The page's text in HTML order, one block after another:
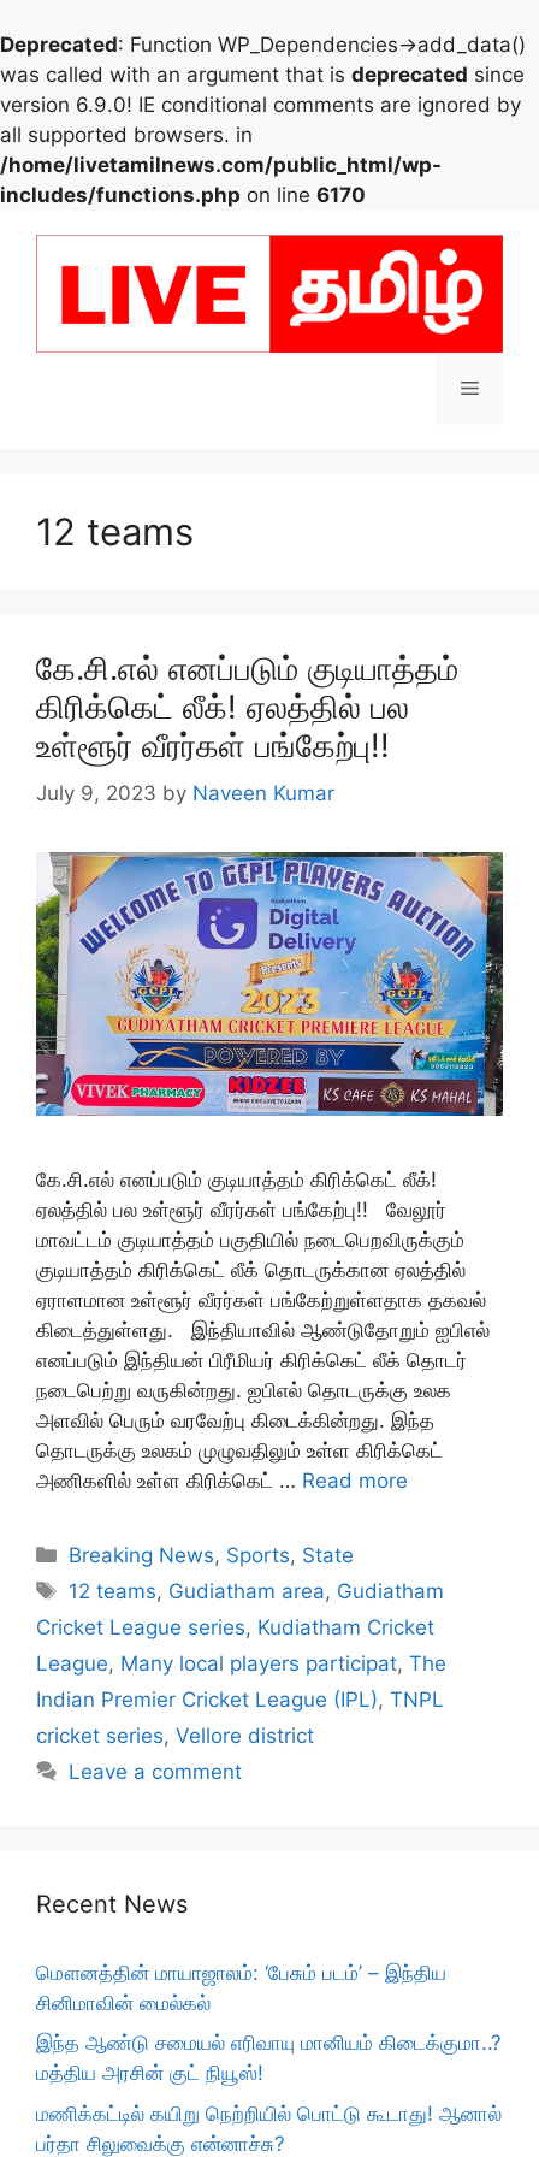
Deprecated: Function WP_Dependencies->add_data()
was called with an argument that is deprecated since
version 6.9.0! IE conditional comments are ignored by
all supported browsers. in
/home/livetamilnews.com/public_html/wp-
includes/functions.php on line 6170
Menu
12 teams
கே.சி.எல் எனப்படும் குடியாத்தம்
கிரிக்கெட் லீக்! ஏலத்தில் பல
உள்ளூர் வீரர்கள் பங்கேற்பு!!
July 9, 2023 by Naveen Kumar
கே.சி.எல் எனப்படும் குடியாத்தம் கிரிக்கெட் லீக்!
ஏலத்தில் பல உள்ளூர் வீரர்கள் பங்கேற்பு!! வேலூர்
மாவட்டம் குடியாத்தம் பகுதியில் நடைபெறவிருக்கும்
குடியாத்தம் கிரிக்கெட் லீக் தொடருக்கான ஏலத்தில்
ஏராளமான உள்ளூர் வீரர்கள் பங்கேற்றுள்ளதாக தகவல்
கிடைத்துள்ளது. இந்தியாவில் ஆண்டுதோறும் ஐபிஎல்
எனப்படும் இந்தியன் பிரீமியர் கிரிக்கெட் லீக் தொடர்
நடைபெற்று வருகின்றது. ஐபிஎல் தொடருக்கு உலக
அளவில் பெரும் வரவேற்பு கிடைக்கின்றது. இந்த
தொடருக்கு உலகம் முழுவதிலும் உள்ள கிரிக்கெட்
அணிகளில் உள்ள கிரிக்கெட் … Read more
Categories
Breaking News, Sports, State
Tags
12 teams, Gudiatham area, Gudiatham
Cricket League series, Kudiatham Cricket
League, Many local players participat, The
Indian Premier Cricket League (IPL), TNPL
cricket series, ​​Vellore district
Leave a comment
Recent News
மௌனத்தின் மாயாஜாலம்: ‘பேசும் படம்’ – இந்திய
சினிமாவின் மைல்கல்
இந்த ஆண்டு சமையல் எரிவாயு மானியம் கிடைக்குமா..?
மத்திய அரசின் குட் நியூஸ்!
மணிக்கட்டில் கயிறு நெற்றியில் பொட்டு கூடாது! ஆனால்
பர்தா சிலுவைக்கு என்னாச்சு?